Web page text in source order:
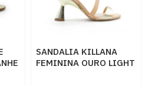
SANDALIA KILLANA
FEMININA OURO LIGHT